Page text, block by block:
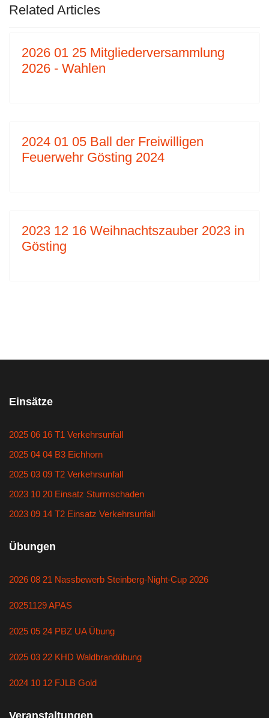
Related Articles
2026 01 25 Mitgliederversammlung
2026 - Wahlen
2024 01 05 Ball der Freiwilligen
Feuerwehr Gösting 2024
2023 12 16 Weihnachtszauber 2023 in
Gösting
Einsätze
2025 06 16 T1 Verkehrsunfall
2025 04 04 B3 Eichhorn
2025 03 09 T2 Verkehrsunfall
2023 10 20 Einsatz Sturmschaden
2023 09 14 T2 Einsatz Verkehrsunfall
Übungen
2026 08 21 Nassbewerb Steinberg-Night-Cup 2026
20251129 APAS
2025 05 24 PBZ UA Übung
2025 03 22 KHD Waldbrandübung
2024 10 12 FJLB Gold
Veranstaltungen